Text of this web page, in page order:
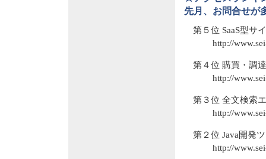
先月、お問合せが
第５位 SaaS型サ
http://
第４位 購買・調
http://
第３位 全文検索
http://
第２位 Java開発
http://